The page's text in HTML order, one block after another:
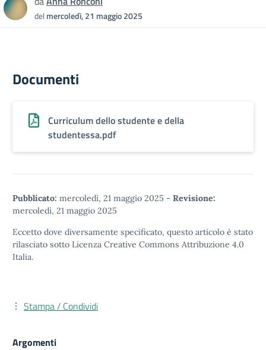
delmercoledì, 21 maggio 2025
Documenti
Curriculum dello studente e della
studentessa.pdf
Pubblicato: mercoledì, 21 maggio 2025 - Revisione:
mercoledì, 21 maggio 2025
Eccetto dove diversamente specificato, questo articolo è stato
rilasciato sotto Licenza Creative Commons Attribuzione 4.0
Italia.
Stampa / Condividi
Argomenti